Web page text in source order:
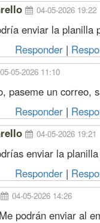
04-05-2026 19:22
enviar la planilla
Responder |
05-05-2026 11:10
paseme un correo,
Responder |
04-05-2026 19:21
enviar la
Responder |
04-05-2026 14:26
podrán enviar al